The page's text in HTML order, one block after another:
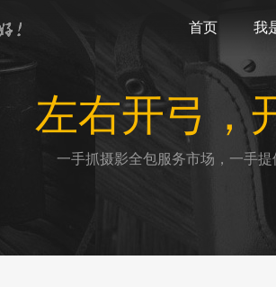
首页 我
左右开弓，
一手抓摄影全包服务市场，一手